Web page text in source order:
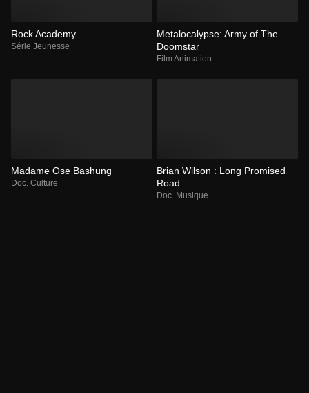
Rock Academy
Série Jeunesse
Metalocalypse: Army of The
Doomstar
Film Animation
Madame Ose Bashung
Doc. Culture
Brian Wilson : Long Promised
Road
Doc. Musique